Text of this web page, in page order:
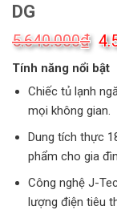
DG
5.640.000₫
là:
Tính năng nổi bật
Chiếc tủ lạnh
mọi không gian.
Dung tích thực
phẩm cho gia
Công nghệ J-
lượng điện tiêu